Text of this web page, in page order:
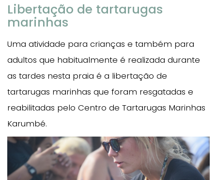
Libertação de tartarugas
marinhas
Uma atividade para crianças e também para
adultos que habitualmente é realizada durante
as tardes nesta praia é a libertação de
tartarugas marinhas que foram resgatadas e
reabilitadas pelo Centro de Tartarugas Marinhas
Karumbé.